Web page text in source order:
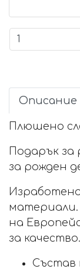
Описание
Плюшено
Подарък за
за рожден
на
за качество.
Състав